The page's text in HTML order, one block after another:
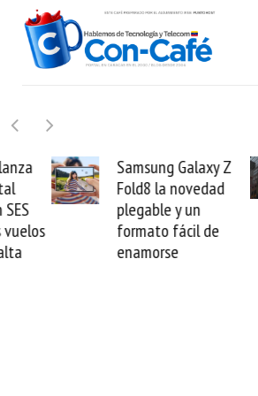
Samsung Galaxy Z
Fold8 la novedad
plegable y un
formato fácil de
enamorse